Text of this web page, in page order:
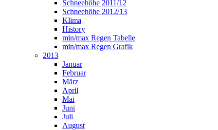
Schneehöhe 2011/12
Schneehöhe 2012/13
Klima
History
min/max Regen Tabelle
min/max Regen Grafik
2013
Januar
Februar
März
April
Mai
Juni
Juli
August